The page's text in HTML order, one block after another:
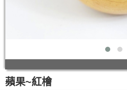
蘋果~紅檜